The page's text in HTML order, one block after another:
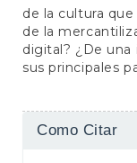
de la cultura
de la
digital? ¿De
sus principales
Detalhes
Como Citar